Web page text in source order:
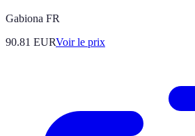
Gabiona FR
90.81 EURVoir le prix